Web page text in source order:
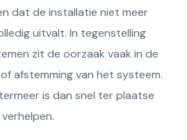
dat de installatie niet meer
uitvalt. In tegenstelling
zit de oorzaak vaak in de
afstemming van het systeem.
is dan snel ter plaatse